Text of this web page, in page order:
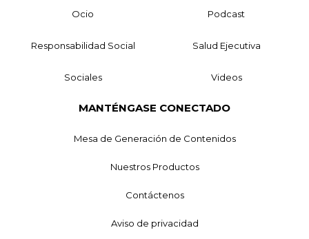
Ocio Podcast
Responsabilidad Social Salud Ejecutiva
Sociales Videos
MANTÉNGASE CONECTADO
Mesa de Generación de Contenidos
Nuestros Productos
Contáctenos
Aviso de privacidad